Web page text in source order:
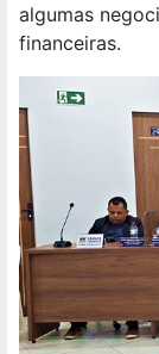
algumas
financeiras.